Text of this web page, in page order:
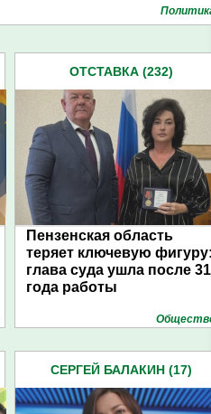
ОТСТАВКА (232)
Пензенская область
теряет ключевую
глава суда ушла после 31
года работы
СЕРГЕЙ БАЛАКИН (17)